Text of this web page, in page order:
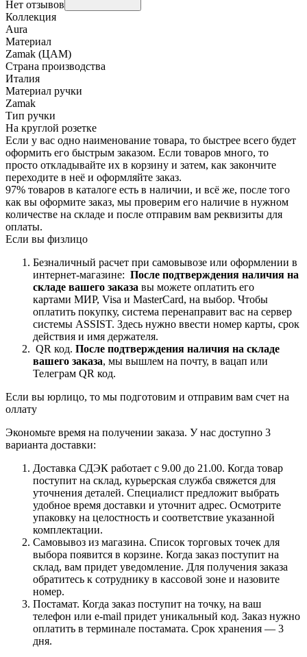
Нет отзывов
Коллекция
Aura
Материал
Zamak (ЦАМ)
Страна производства
Италия
Материал ручки
Zamak
Тип ручки
На круглой розетке
Если у вас одно наименование товара, то быстрее всего будет
оформить его быстрым заказом. Если товаров много, то
просто откладывайте их в корзину и затем, как закончите
переходите в неё и оформляйте заказ.
97% товаров в каталоге есть в наличии, и всё же, после того
как вы оформите заказ, мы проверим его наличие в нужном
количестве на складе и после отправим вам реквизиты для
оплаты.
Если вы физлицо
Безналичный расчет при самовывозе или оформлении в
интернет-магазине: После подтверждения наличия на
складе вашего заказа вы можете оплатить его
картами МИР, Visa и MasterCard, на выбор. Чтобы
оплатить покупку, система перенаправит вас на сервер
системы ASSIST. Здесь нужно ввести номер карты, срок
действия и имя держателя.
QR код. После подтверждения наличия на складе
вашего заказа, мы вышлем на почту, в вацап или
Телеграм QR код.
Если вы юрлицо, то мы подготовим и отправим вам счет на
оллату
Экономьте время на получении заказа. У нас доступно 3
варианта доставки:
Доставка СДЭК работает с 9.00 до 21.00. Когда товар
поступит на склад, курьерская служба свяжется для
уточнения деталей. Специалист предложит выбрать
удобное время доставки и уточнит адрес. Осмотрите
упаковку на целостность и соответствие указанной
комплектации.
Самовывоз из магазина. Список торговых точек для
выбора появится в корзине. Когда заказ поступит на
склад, вам придет уведомление. Для получения заказа
обратитесь к сотруднику в кассовой зоне и назовите
номер.
Постамат. Когда заказ поступит на точку, на ваш
телефон или e-mail придет уникальный код. Заказ нужно
оплатить в терминале постамата. Срок хранения — 3
дня.